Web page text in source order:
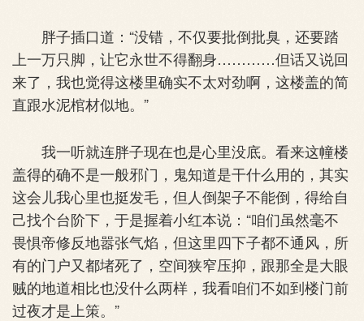
胖子插口道：“没错，不仅要批倒批臭，还要踏
上一万只脚，让它永世不得翻身…………但话又说回
来了，我也觉得这楼里确实不太对劲啊，这楼盖的简
直跟水泥棺材似地。”
我一听就连胖子现在也是心里没底。看来这幢楼
盖得的确不是一般邪门，鬼知道是干什么用的，其实
这会儿我心里也挺发毛，但人倒架子不能倒，得给自
己找个台阶下，于是握着小红本说：“咱们虽然毫不
畏惧帝修反地嚣张气焰，但这里四下子都不通风，所
有的门户又都堵死了，空间狭窄压抑，跟那全是大眼
贼的地道相比也没什么两样，我看咱们不如到楼门前
过夜才是上策。”